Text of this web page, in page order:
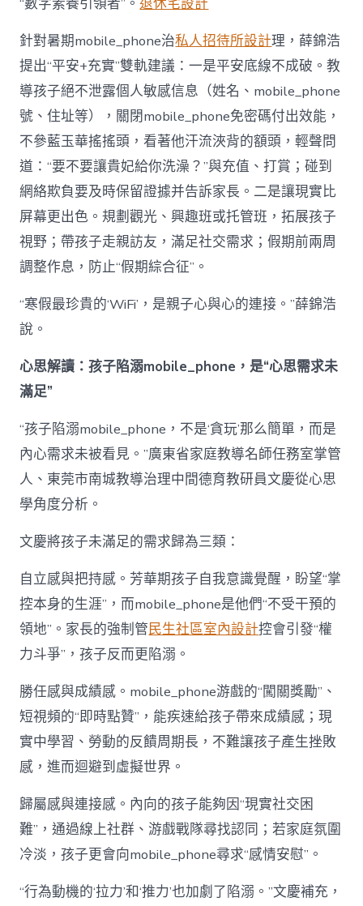
針對暑期mobile_phone治私人招待所設計理，薛錦浩
提出“平安+充實”雙軌建議：一是平安底線不成破。教
導孩子絕不泄露個人敏感信息（姓名、mobile_phone
號、住址等），關閉mobile_phone免密碼付出效能，
不參藍玉華搖搖頭，看著他汗流浹背的額頭，輕聲問
道：“要不要讓貴妃給你洗澡？”與充值、打賞；碰到
網絡欺負要及時保留證據并告訴家長。二是讓現實比
屏幕更出色。規劃觀光、興趣班或托管班，拓展孩子
視野；帶孩子走親訪友，滿足社交需求；假期前兩周
調整作息，防止“假期綜合征”。
“寒假最珍貴的‘WiFi’，是親子心與心的連接。”薛錦浩
說。
心思解讀：孩子陷溺mobile_phone，是“心思需求未
滿足”
“孩子陷溺mobile_phone，不是‘貪玩’那么簡單，而是
內心需求未被看見。”廣東省家庭教導名師任務室掌管
人、東莞市南城教導治理中間德育教研員文慶從心思
學角度分析。
文慶將孩子未滿足的需求歸為三類：
自立感與把持感。芳華期孩子自我意識覺醒，盼望“掌
控本身的生涯”，而mobile_phone是他們“不受干預的
領地”。家長的強制管民生社區室內設計控會引發“權
力斗爭”，孩子反而更陷溺。
勝任感與成績感。mobile_phone游戲的“闖關獎勵”、
短視頻的“即時點贊”，能疾速給孩子帶來成績感；現
實中學習、勞動的反饋周期長，不難讓孩子產生挫敗
感，進而迴避到虛擬世界。
歸屬感與連接感。內向的孩子能夠因“現實社交困
難”，通過線上社群、游戲戰隊尋找認同；若家庭氛圍
冷淡，孩子更會向mobile_phone尋求“感情安慰”。
“行為動機的‘拉力’和‘推力’也加劇了陷溺。”文慶補充，